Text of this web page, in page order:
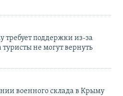
поддержки из-за
не могут вернуть
военного склада в Крыму